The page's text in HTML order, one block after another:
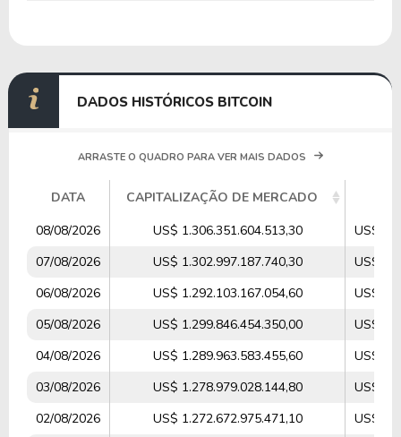
DADOS HISTÓRICOS BITCOIN
ARRASTE O QUADRO PARA VER MAIS DADOS
DATA CAPITALIZAÇÃO DE MERCADO
08/08/2026
US$ 1.306.351.604.513,30
US$
07/08/2026
US$ 1.302.997.187.740,30
US$
06/08/2026
US$ 1.292.103.167.054,60
US$
05/08/2026
US$ 1.299.846.454.350,00
US$
04/08/2026
US$ 1.289.963.583.455,60
US$
03/08/2026
US$ 1.278.979.028.144,80
US$
02/08/2026
US$ 1.272.672.975.471,10
US$